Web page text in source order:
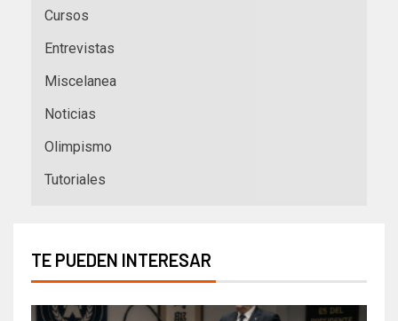
Cursos
Entrevistas
Miscelanea
Noticias
Olimpismo
Tutoriales
TE PUEDEN INTERESAR